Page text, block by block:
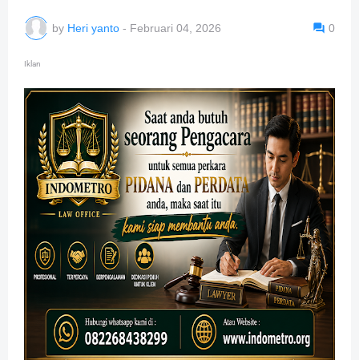
by Heri yanto - Februari 04, 2026 0
Iklan